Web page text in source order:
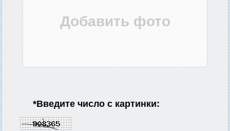
*Введите число с картинки: